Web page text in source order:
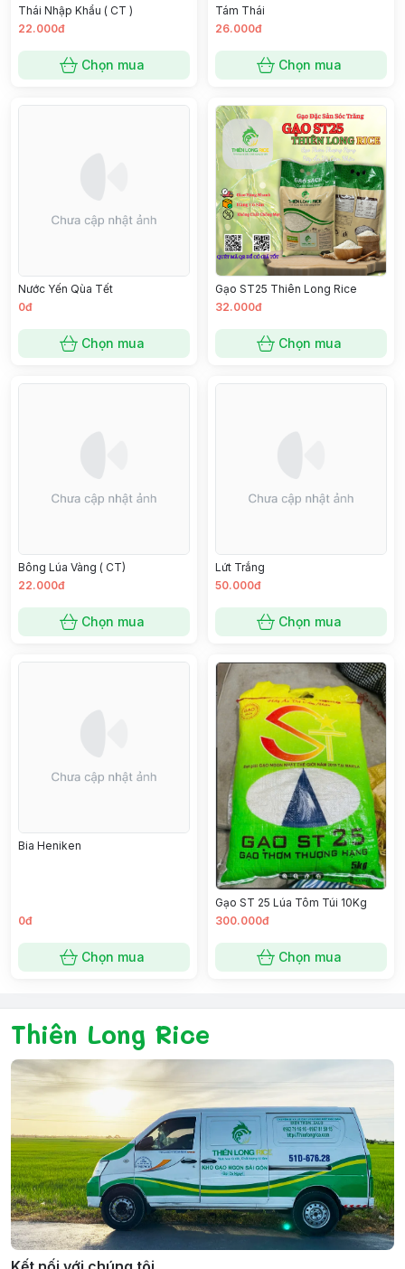
Thái Nhập Khẩu ( CT )
22.000đ
Chọn mua
Tám Thái
26.000đ
Chọn mua
Nước Yến Qùa Tết
0đ
Chọn mua
Gạo ST25 Thiên Long Rice
32.000đ
Chọn mua
Bông Lúa Vàng ( CT)
22.000đ
Chọn mua
Lứt Trắng
50.000đ
Chọn mua
Bia Heniken
0đ
Chọn mua
Gạo ST 25 Lúa Tôm Túi 10Kg
300.000đ
Chọn mua
Thiên Long Rice